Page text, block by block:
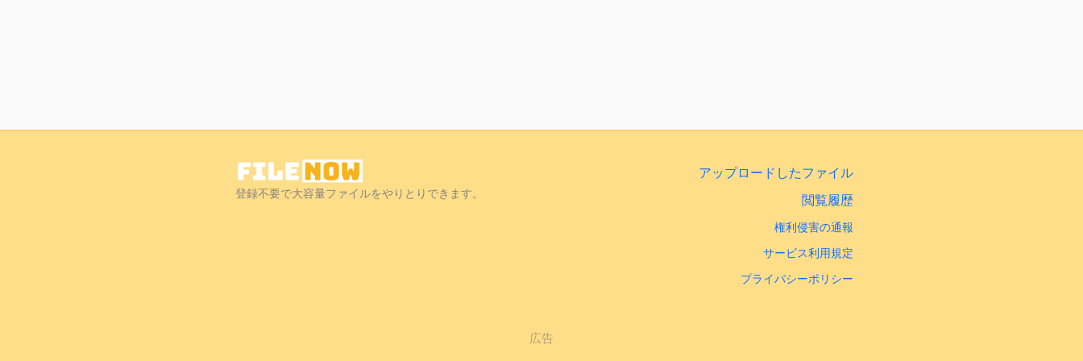
登録不要で大容量ファイルをやりとりできます。
アップロードしたファイル
閲覧履歴
権利侵害の通報
サービス利用規定
プライバシーポリシー
広告